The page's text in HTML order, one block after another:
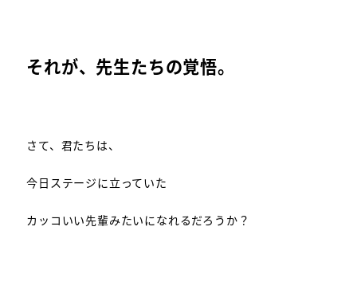
それが、先生たちの覚悟。
さて、君たちは、
今日ステージに立っていた
カッコいい先輩みたいになれるだろうか？